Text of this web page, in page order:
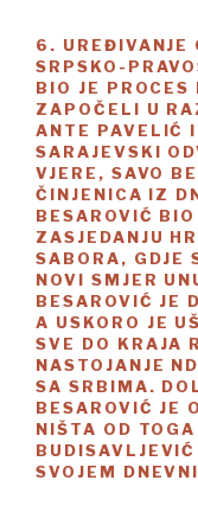
6. UREĐIVANJE
SRPSKO-
BIO JE
ZAPOČELI U
ANTE PAVELIĆ
SARAJEVSKI
VJERE, SAVO
ČINJENICA IZ
BESAROVIĆ
ZASJEDANJU
SABORA, GDJE
NOVI SMJER
BESAROVIĆ JE
A USKORO JE
SVE DO KRAJA
NASTOJANJE
SA SRBIMA.
BESAROVIĆ JE
NIŠTA OD
SVOJEM